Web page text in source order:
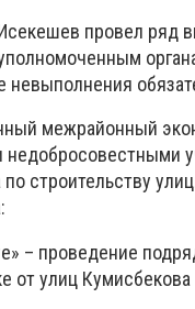
провел ряд
невыполнения
межрайонный
недобросовестными
строительству
– проведение
от улиц